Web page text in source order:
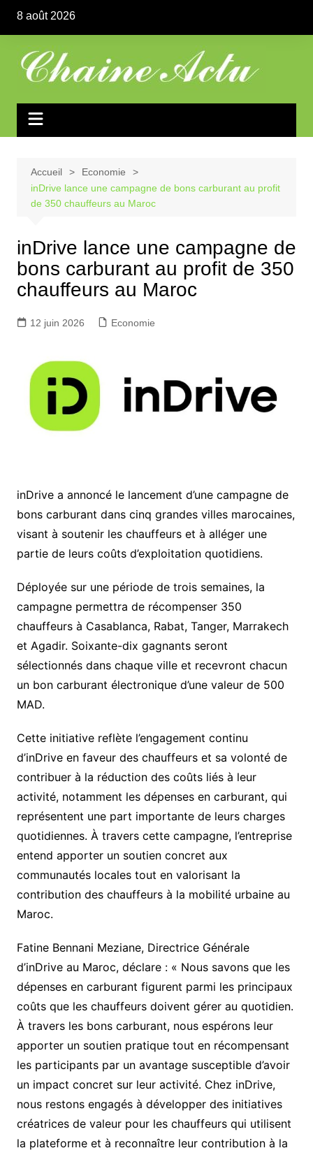
contenu
8 août 2026
Accueil
Economie
inDrive lance une campagne de bons carburant au profit
de 350 chauffeurs au Maroc
inDrive lance une campagne de
bons carburant au profit de 350
chauffeurs au Maroc
12 juin 2026 Economie
inDrive a annoncé le lancement d’une campagne de
bons carburant dans cinq grandes villes marocaines,
visant à soutenir les chauffeurs et à alléger une
partie de leurs coûts d’exploitation quotidiens.
Déployée sur une période de trois semaines, la
campagne permettra de récompenser 350
chauffeurs à Casablanca, Rabat, Tanger, Marrakech
et Agadir. Soixante-dix gagnants seront
sélectionnés dans chaque ville et recevront chacun
un bon carburant électronique d’une valeur de 500
MAD.
Cette initiative reflète l’engagement continu
d’inDrive en faveur des chauffeurs et sa volonté de
contribuer à la réduction des coûts liés à leur
activité, notamment les dépenses en carburant, qui
représentent une part importante de leurs charges
quotidiennes. À travers cette campagne, l’entreprise
entend apporter un soutien concret aux
communautés locales tout en valorisant la
contribution des chauffeurs à la mobilité urbaine au
Maroc.
Fatine Bennani Meziane, Directrice Générale
d’inDrive au Maroc, déclare : « Nous savons que les
dépenses en carburant figurent parmi les principaux
coûts que les chauffeurs doivent gérer au quotidien.
À travers les bons carburant, nous espérons leur
apporter un soutien pratique tout en récompensant
les participants par un avantage susceptible d’avoir
un impact concret sur leur activité. Chez inDrive,
nous restons engagés à développer des initiatives
créatrices de valeur pour les chauffeurs qui utilisent
la plateforme et à reconnaître leur contribution à la